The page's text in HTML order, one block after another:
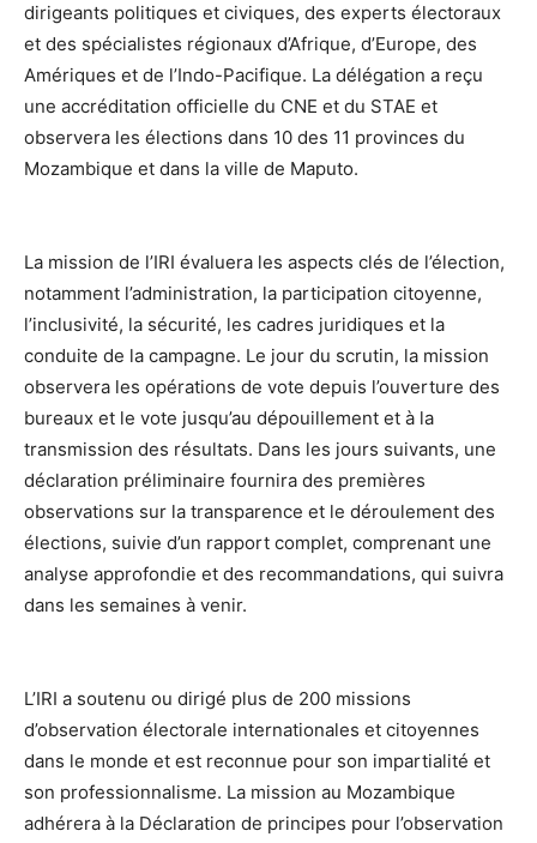
dirigeants politiques et civiques, des experts électoraux
et des spécialistes régionaux d’Afrique, d’Europe, des
Amériques et de l’Indo-Pacifique. La délégation a reçu
une accréditation officielle du CNE et du STAE et
observera les élections dans 10 des 11 provinces du
Mozambique et dans la ville de Maputo.
La mission de l’IRI évaluera les aspects clés de l’élection,
notamment l’administration, la participation citoyenne,
l’inclusivité, la sécurité, les cadres juridiques et la
conduite de la campagne. Le jour du scrutin, la mission
observera les opérations de vote depuis l’ouverture des
bureaux et le vote jusqu’au dépouillement et à la
transmission des résultats. Dans les jours suivants, une
déclaration préliminaire fournira des premières
observations sur la transparence et le déroulement des
élections, suivie d’un rapport complet, comprenant une
analyse approfondie et des recommandations, qui suivra
dans les semaines à venir.
L’IRI a soutenu ou dirigé plus de 200 missions
d’observation électorale internationales et citoyennes
dans le monde et est reconnue pour son impartialité et
son professionnalisme. La mission au Mozambique
adhérera à la Déclaration de principes pour l’observation